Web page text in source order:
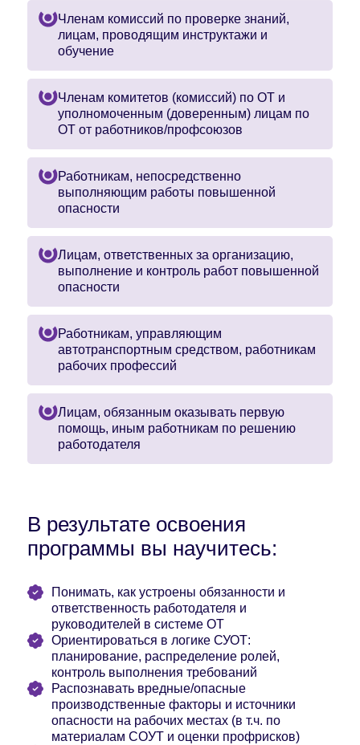
Членам комиссий по проверке знаний,
лицам, проводящим инструктажи и
обучение
Членам комитетов (комиссий) по ОТ и
уполномоченным (доверенным) лицам по
ОТ от работников/профсоюзов
Работникам, непосредственно
выполняющим работы повышенной
опасности
Лицам, ответственных за организацию,
выполнение и контроль работ повышенной
опасности
Работникам, управляющим
автотранспортным средством, работникам
рабочих профессий
Лицам, обязанным оказывать первую
помощь, иным работникам по решению
работодателя
В результате освоения
программы вы научитесь:
Понимать, как устроены обязанности и
ответственность работодателя и
руководителей в системе ОТ
Ориентироваться в логике СУОТ:
планирование, распределение ролей,
контроль выполнения требований
Распознавать вредные/опасные
производственные факторы и источники
опасности на рабочих местах (в т.ч. по
материалам СОУТ и оценки профрисков)